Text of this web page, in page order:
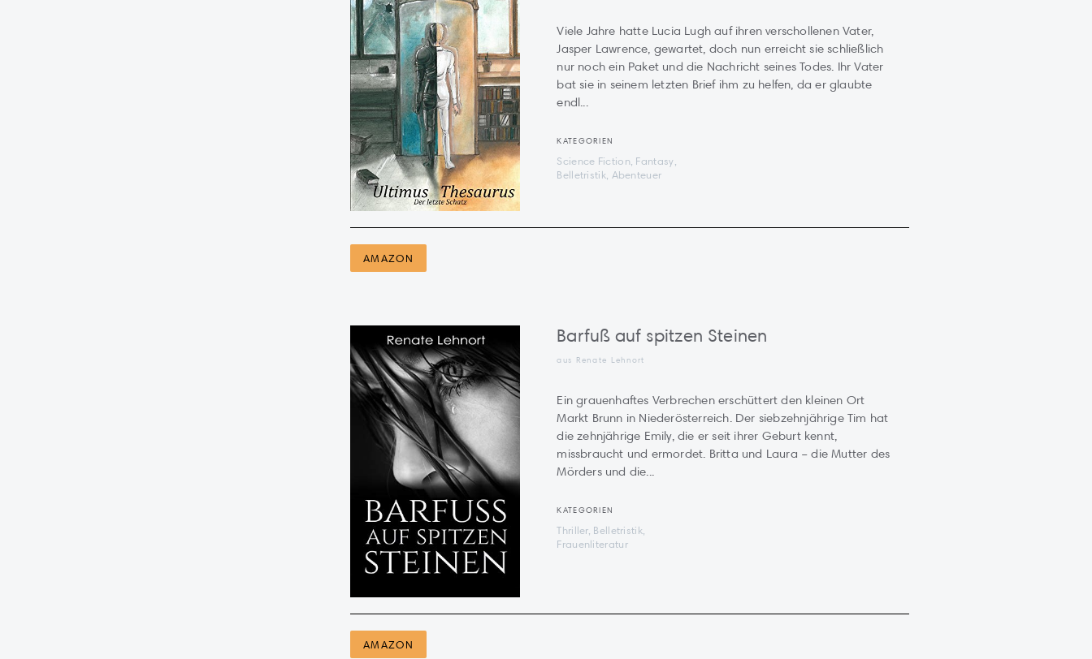
Viele Jahre hatte Lucia Lugh auf ihren verschollenen Vater,
Jasper Lawrence, gewartet, doch nun erreicht sie schließlich
nur noch ein Paket und die Nachricht seines Todes. Ihr Vater
bat sie in seinem letzten Brief ihm zu helfen, da er glaubte
endl...
KATEGORIEN
Science Fiction, Fantasy,
Belletristik, Abenteuer
AMAZON
Barfuß auf spitzen Steinen
aus Renate Lehnort
Ein grauenhaftes Verbrechen erschüttert den kleinen Ort
Markt Brunn in Niederösterreich. Der siebzehnjährige Tim hat
die zehnjährige Emily, die er seit ihrer Geburt kennt,
missbraucht und ermordet. Britta und Laura – die Mutter des
Mörders und die...
KATEGORIEN
Thriller, Belletristik,
Frauenliteratur
AMAZON